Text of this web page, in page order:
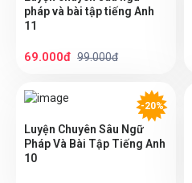
pháp và bài tập tiếng Anh
11
69.000đ 99.000đ
-20%
Luyện Chuyên Sâu Ngữ
Pháp Và Bài Tập Tiếng Anh
10